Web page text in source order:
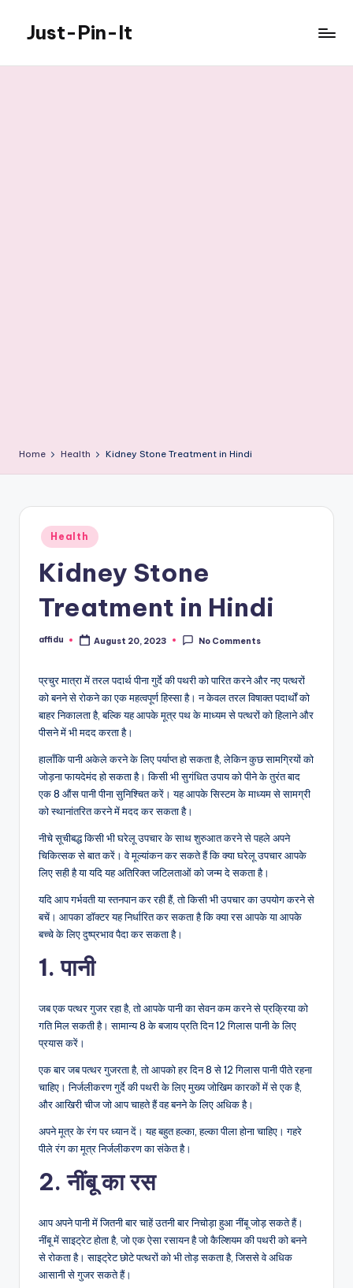
content
Just-Pin-It
Home Health Kidney Stone Treatment in Hindi
Posted
in
Health
Kidney Stone
Treatment in Hindi
Posted
affidu August 20, 2023 No Comments
प्रचुर मात्रा में तरल पदार्थ पीना गुर्दे की पथरी को पारित करने और नए पत्थरों
को बनने से रोकने का एक महत्वपूर्ण हिस्सा है। न केवल तरल विषाक्त पदार्थों को
बाहर निकालता है, बल्कि यह आपके मूत्र पथ के माध्यम से पत्थरों को हिलाने और
पीसने में भी मदद करता है।
हालाँकि पानी अकेले करने के लिए पर्याप्त हो सकता है, लेकिन कुछ सामग्रियों को
जोड़ना फायदेमंद हो सकता है। किसी भी सुगंधित उपाय को पीने के तुरंत बाद
एक 8 औंस पानी पीना सुनिश्चित करें। यह आपके सिस्टम के माध्यम से सामग्री
को स्थानांतरित करने में मदद कर सकता है।
नीचे सूचीबद्ध किसी भी घरेलू उपचार के साथ शुरुआत करने से पहले अपने
चिकित्सक से बात करें। वे मूल्यांकन कर सकते हैं कि क्या घरेलू उपचार आपके
लिए सही है या यदि यह अतिरिक्त जटिलताओं को जन्म दे सकता है।
यदि आप गर्भवती या स्तनपान कर रही हैं, तो किसी भी उपचार का उपयोग करने से
बचें। आपका डॉक्टर यह निर्धारित कर सकता है कि क्या रस आपके या आपके
बच्चे के लिए दुष्प्रभाव पैदा कर सकता है।
1. पानी
जब एक पत्थर गुजर रहा है, तो आपके पानी का सेवन कम करने से प्रक्रिया को
गति मिल सकती है। सामान्य 8 के बजाय प्रति दिन 12 गिलास पानी के लिए
प्रयास करें।
एक बार जब पत्थर गुजरता है, तो आपको हर दिन 8 से 12 गिलास पानी पीते रहना
चाहिए। निर्जलीकरण गुर्दे की पथरी के लिए मुख्य जोखिम कारकों में से एक है,
और आखिरी चीज जो आप चाहते हैं वह बनने के लिए अधिक है।
अपने मूत्र के रंग पर ध्यान दें। यह बहुत हल्का, हल्का पीला होना चाहिए। गहरे
पीले रंग का मूत्र निर्जलीकरण का संकेत है।
2. नींबू का रस
आप अपने पानी में जितनी बार चाहें उतनी बार निचोड़ा हुआ नींबू जोड़ सकते हैं।
नींबू में साइट्रेट होता है, जो एक ऐसा रसायन है जो कैल्शियम की पथरी को बनने
से रोकता है। साइट्रेट छोटे पत्थरों को भी तोड़ सकता है, जिससे वे अधिक
आसानी से गुजर सकते हैं।